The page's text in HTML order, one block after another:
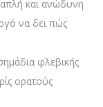
απλή και ανώδυνη
να δει πώς
φλεβικής
ορατούς